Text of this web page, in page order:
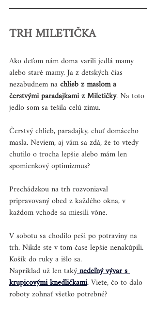
TRH MILETIČKA
Ako deťom nám doma varili jedlá mamy
alebo staré mamy. Ja z detských čias
nezabudnem na chlieb z maslom a
čerstvými paradajkami z Miletičky. Na toto
jedlo som sa tešila celú zimu.
Čerstvý chlieb, paradajky, chuť domáceho
masla. Neviem, aj vám sa zdá, že to vtedy
chutilo o trocha lepšie alebo mám len
spomienkový optimizmus?
Prechádzkou na trh rozvoniaval
pripravovaný obed z každého okna, v
každom vchode sa miesili vône.
V sobotu sa chodilo peši po potraviny na
trh. Nikde ste v tom čase lepšie nenakúpili.
Košík do ruky a išlo sa.
Napríklad už len takýnedeľný vývar s
krupicovými knedličkami. Viete, čo to dalo
roboty zohnať všetko potrebné?